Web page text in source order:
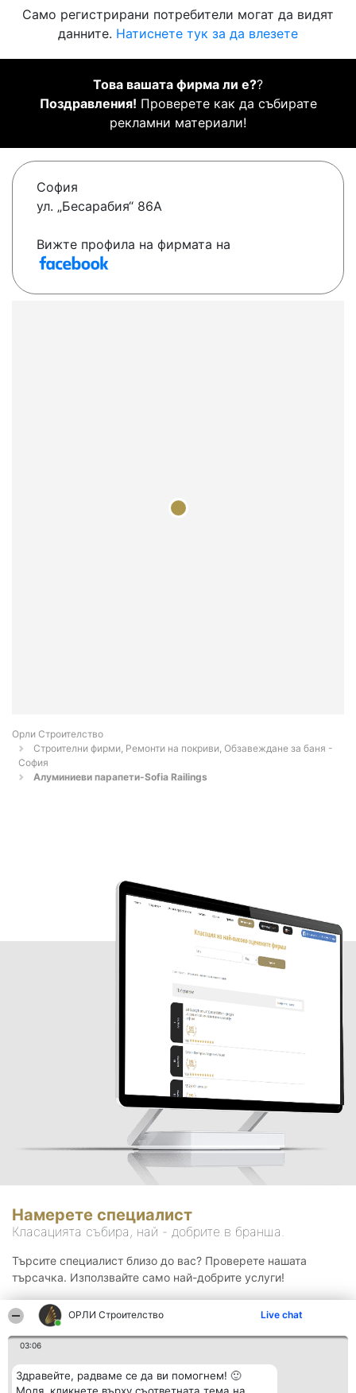
ОРЛИ Строителство Live chat
03:06
Здравейте, радваме се да ви помогнем! 🙂
Само регистрирани потребители могат да видят
данните. Натиснете тук за да влезете
Това вашата фирма ли е??
Поздравления! Проверете как да събирате
рекламни материали!
София
ул. „Бесарабия“ 86А
Вижте профила на фирмата на
Орли Строителство
Строителни фирми, Ремонти на покриви, Обзавеждане за баня -
София
Алуминиеви парапети-Sofia Railings
Намерете специалист
Класацията събира, най - добрите в бранша.
Търсите специалист близо до вас? Проверете нашата
търсачка. Използвайте само най-добрите услуги!